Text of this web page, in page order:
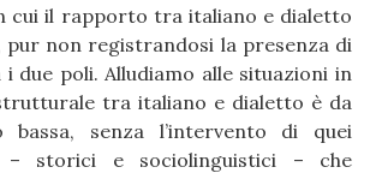
cui il rapporto tra italiano e dialetto
non registrandosi la presenza di
due poli. Alludiamo alle situazioni in
tra italiano e dialetto è da
bassa, senza l’intervento di quei
storici e sociolinguistici – che